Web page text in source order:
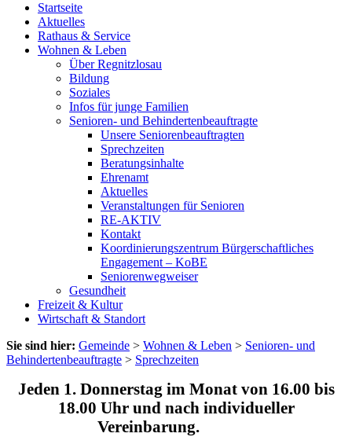
Startseite
Aktuelles
Rathaus & Service
Wohnen & Leben
Über Regnitzlosau
Bildung
Soziales
Infos für junge Familien
Senioren- und Behindertenbeauftragte
Unsere Seniorenbeauftragten
Sprechzeiten
Beratungsinhalte
Ehrenamt
Aktuelles
Veranstaltungen für Senioren
RE-AKTIV
Kontakt
Koordinierungszentrum Bürgerschaftliches
Engagement – KoBE
Seniorenwegweiser
Gesundheit
Freizeit & Kultur
Wirtschaft & Standort
Sie sind hier: Gemeinde > Wohnen & Leben > Senioren- und
Behindertenbeauftragte > Sprechzeiten
Jeden 1. Donnerstag im Monat von 16.00 bis
18.00 Uhr und nach individueller
Vereinbarung.